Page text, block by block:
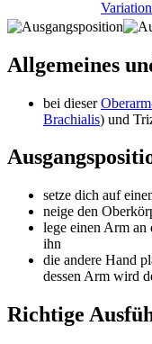
Allgemeines
bei dieser
Brachialis) und
setze dich auf
neige den
lege einen Arm an
ihn
die andere Hand
dessen Arm wird
Richtige